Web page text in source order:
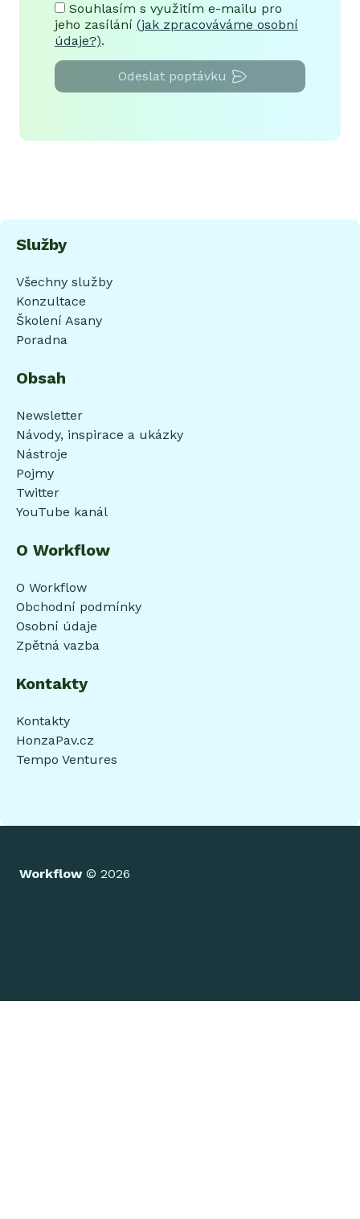
Souhlasím s využitím e-mailu pro
jeho zasílání (jak zpracováváme osobní
údaje?).
Odeslat poptávku
Služby
Všechny služby
Konzultace
Školení Asany
Poradna
Obsah
Newsletter
Návody, inspirace a ukázky
Nástroje
Pojmy
Twitter
YouTube kanál
O Workflow
O Workflow
Obchodní podmínky
Osobní údaje
Zpětná vazba
Kontakty
Kontakty
HonzaPav.cz
Tempo Ventures
Workflow© 2026